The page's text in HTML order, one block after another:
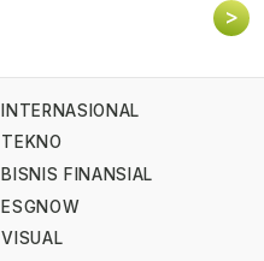
>
INTERNASIONAL
TEKNO
BISNIS FINANSIAL
ESGNOW
VISUAL